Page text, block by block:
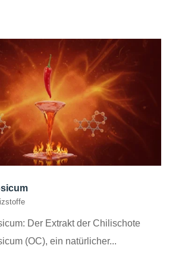
Der Extrakt der Chilischote
(OC), ein natürlicher...